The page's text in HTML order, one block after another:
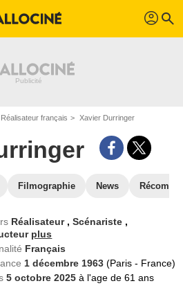
profil search
Réalisateur français Xavier Durringer
Filmographie News
Réalisateur ,Scénariste ,
plus
Français
1 décembre 1963(Paris - France)
5 octobre 2025à l'age de 61 ans